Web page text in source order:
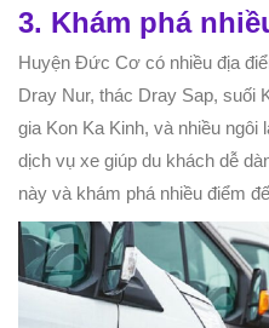
3. Khám phá
Huyện Đức Cơ có nhiều địa
Dray Nur, thác Dray Sap, suối
gia Kon Ka Kinh, và nhiều ngôi
dịch vụ xe giúp du khách dễ
này và khám phá nhiều điểm